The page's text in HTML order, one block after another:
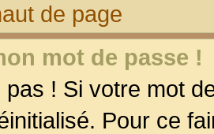
de page
mot de passe !
pas ! Si votre mot
Pour ce